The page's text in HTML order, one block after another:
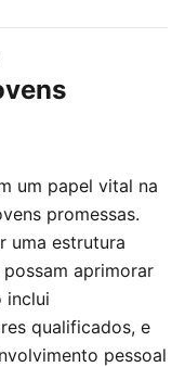
um papel vital na
promessas.
uma estrutura
aprimorar
inclui
qualificados, e
pessoal